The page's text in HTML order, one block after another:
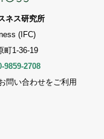
ネス研究所
(IFC)
町1-36-19
9859-2708
問い合わせをご利用